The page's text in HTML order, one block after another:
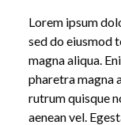
Lorem ipsum
sed do eiusmod
magna aliqua.
pharetra magna
rutrum quisque
aenean vel.